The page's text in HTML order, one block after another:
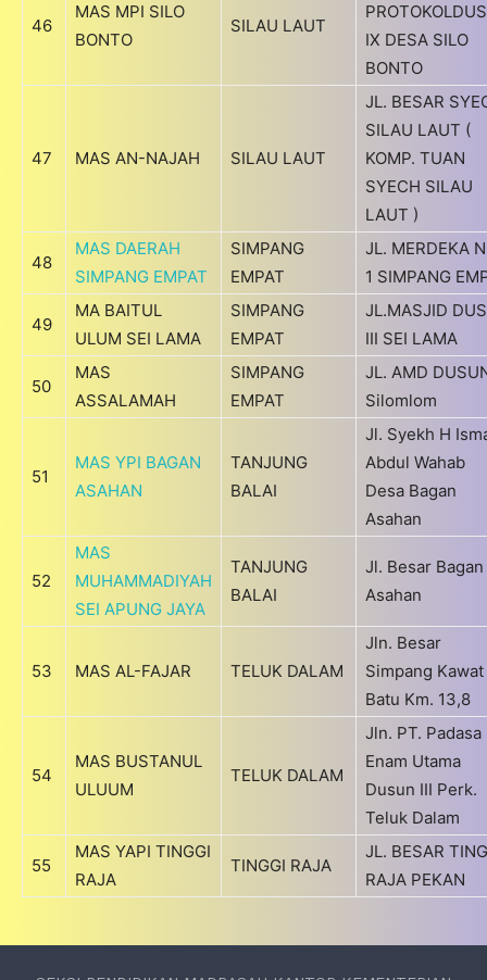
46
MAS MPI SILO
BONTO
SILAU LAUT
IX DESA SILO
BONTO
47 MAS AN-NAJAH SILAU LAUT
JL. BESAR
SILAU LAUT (
KOMP. TUAN
SYECH SILAU
LAUT )
48
MAS DAERAH
SIMPANG EMPAT
SIMPANG
EMPAT
JL. MERDEKA
1 SIMPANG
49
MA BAITUL
ULUM SEI LAMA
SIMPANG
EMPAT
JL.MASJID
III SEI LAMA
50
MAS
ASSALAMAH
SIMPANG
EMPAT
JL. AMD
Silomlom
51
MAS YPI BAGAN
ASAHAN
TANJUNG
BALAI
Jl. Syekh H
Abdul Wahab
Desa Bagan
Asahan
52
MAS
MUHAMMADIYAH
SEI APUNG JAYA
TANJUNG
BALAI
Jl. Besar Bagan
Asahan
53 MAS AL-FAJAR TELUK DALAM
Jln. Besar
Simpang
Batu Km. 13,8
54
MAS BUSTANUL
ULUUM
TELUK DALAM
Jln. PT. Padasa
Enam Utama
Dusun III Perk.
Teluk Dalam
55
MAS YAPI TINGGI
RAJA
TINGGI RAJA
JL. BESAR
RAJA PEKAN